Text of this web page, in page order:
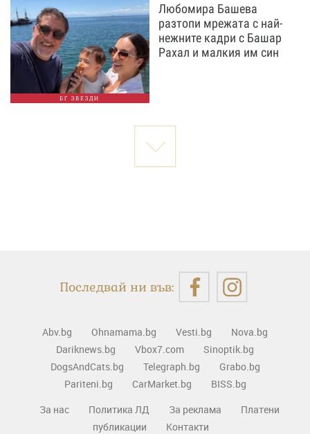
БГ ЗВЕЗДИ
Любомира Башева
разтопи мрежата с най-
нежните кадри с Башар
Рахал и малкия им син
Последвай ни във:
Abv.bg Ohnamama.bg Vesti.bg
Nova.bg
Dariknews.bg
Vbox7.com
Sinoptik.bg
DogsAndCats.bg
Telegraph.bg
Grabo.bg
Pariteni.bg
CarMarket.bg
BISS.bg
За нас
Политика ЛД За реклама
Платени
публикации
Контакти